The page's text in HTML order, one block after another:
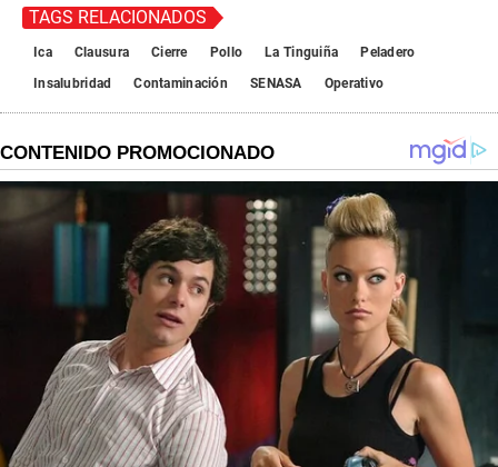
TAGS RELACIONADOS
Ica Clausura Cierre Pollo La Tinguiña
Peladero
Insalubridad
Contaminación SENASA Operativo